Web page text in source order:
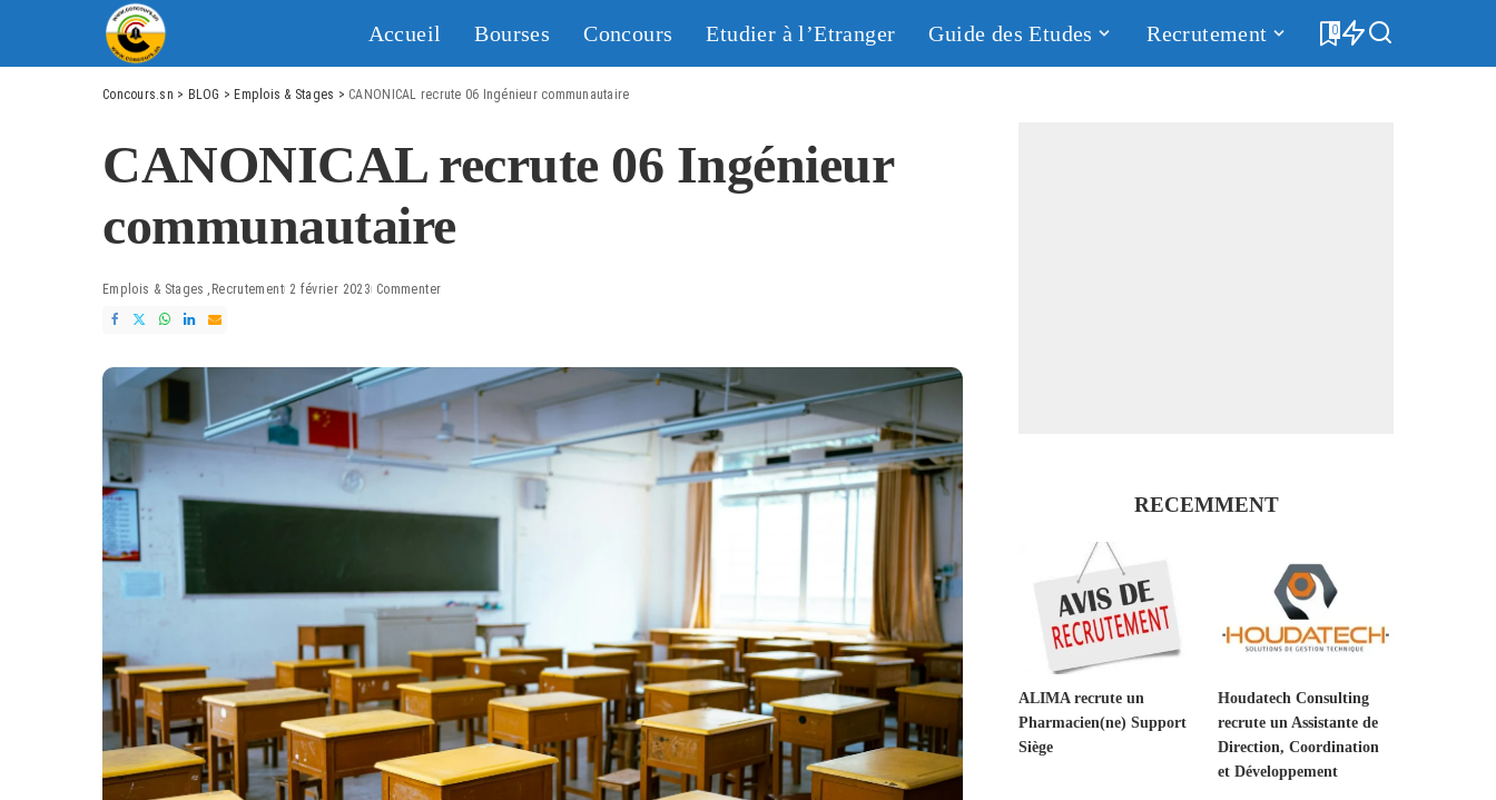
Accueil Bourses Concours Etudier à l’Etranger Guide des Etudes Recrutement 0
Concours.sn > BLOG > Emplois & Stages > CANONICAL recrute 06 Ingénieur communautaire
CANONICAL recrute 06 Ingénieur
communautaire
Emplois & Stages Recrutement 2 février 2023 Commenter
RECEMMENT
ALIMA recrute un
Pharmacien(ne) Support
Siège
Houdatech Consulting
recrute un Assistante de
Direction, Coordination
et Développement